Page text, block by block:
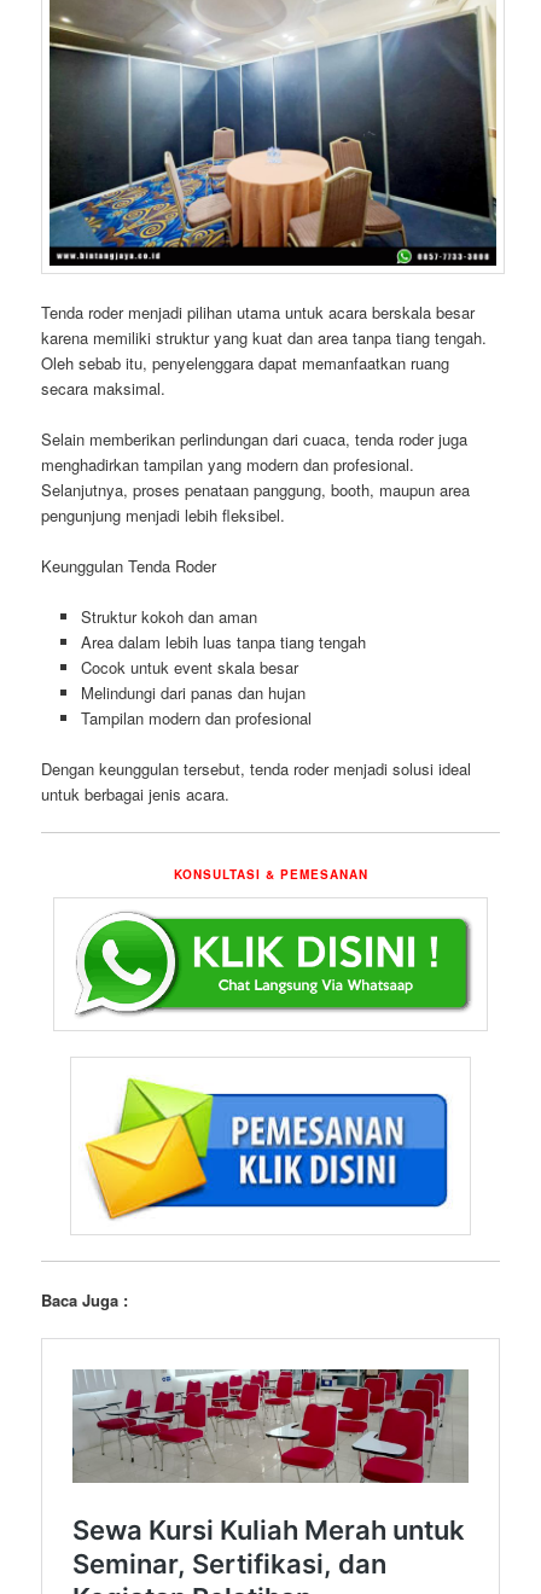
Tenda roder menjadi pilihan utama untuk acara berskala besar
karena memiliki struktur yang kuat dan area tanpa tiang tengah.
Oleh sebab itu, penyelenggara dapat memanfaatkan ruang
secara maksimal.
Selain memberikan perlindungan dari cuaca, tenda roder juga
menghadirkan tampilan yang modern dan profesional.
Selanjutnya, proses penataan panggung, booth, maupun area
pengunjung menjadi lebih fleksibel.
Keunggulan Tenda Roder
Struktur kokoh dan aman
Area dalam lebih luas tanpa tiang tengah
Cocok untuk event skala besar
Melindungi dari panas dan hujan
Tampilan modern dan profesional
Dengan keunggulan tersebut, tenda roder menjadi solusi ideal
untuk berbagai jenis acara.
KONSULTASI & PEMESANAN
Baca Juga :